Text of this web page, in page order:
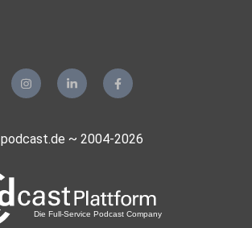
podcast.de ~ 2004-2026